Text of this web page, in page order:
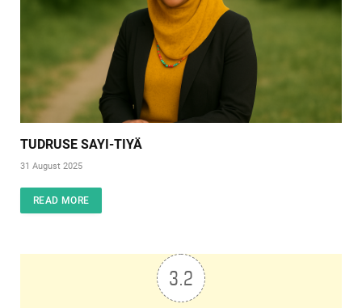
TUDRUSE SAYI-TIYÄ
31 August 2025
READ MORE
3.2